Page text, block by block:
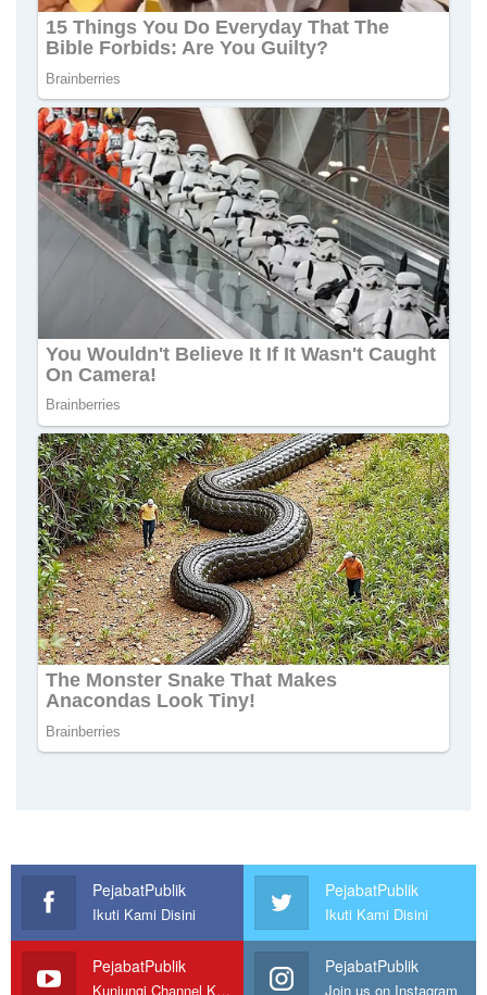
PejabatPublik
Ikuti Kami Disini
PejabatPublik
Ikuti Kami Disini
PejabatPublik
Kunjungi Channel Kami
PejabatPublik
Join us on Instagram